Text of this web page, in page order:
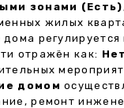
зонами (Есть)
жилых
дома
отражён как:
домом
ремонт